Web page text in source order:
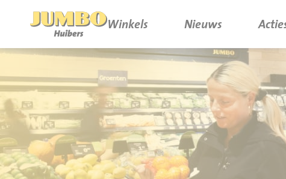
Winkels Nieuws
P.W.A. Park
Bruïneplein
Petenbos
Nieuws
Acties